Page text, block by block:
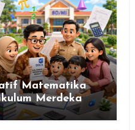
Matematika
Merdeka